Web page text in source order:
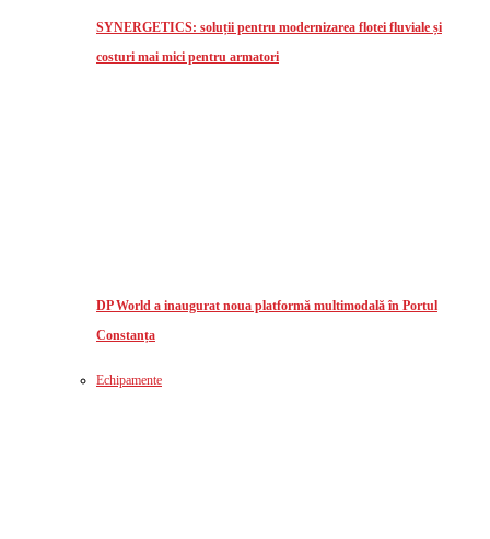
SYNERGETICS: soluții pentru modernizarea flotei fluviale și
costuri mai mici pentru armatori
DP World a inaugurat noua platformă multimodală în Portul
Constanța
Echipamente